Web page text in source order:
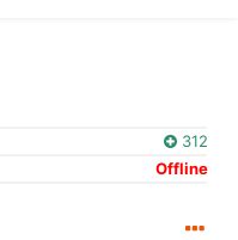
312
Offline